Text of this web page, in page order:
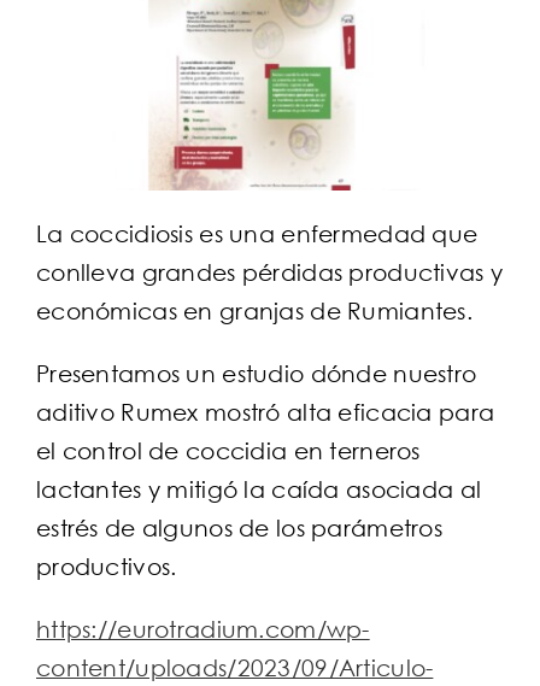
La coccidiosis es una enfermedad que
conlleva grandes pérdidas productivas y
económicas en granjas de Rumiantes.
Presentamos un estudio dónde nuestro
aditivo Rumex mostró alta eficacia para
el control de coccidia en terneros
lactantes y mitigó la caída asociada al
estrés de algunos de los parámetros
productivos.
https://eurotradium.com/wp-
content/uploads/2023/09/Articulo-